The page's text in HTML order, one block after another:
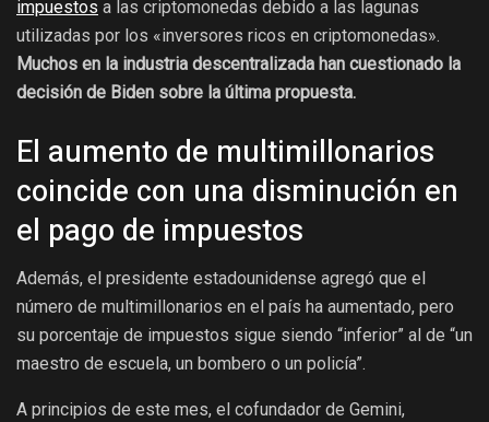
impuestos a las criptomonedas debido a las lagunas
utilizadas por los «inversores ricos en criptomonedas».
Muchos en la industria descentralizada han cuestionado la
decisión de Biden sobre la última propuesta.
El aumento de multimillonarios
coincide con una disminución en
el pago de impuestos
Además, el presidente estadounidense agregó que el
número de multimillonarios en el país ha aumentado, pero
su porcentaje de impuestos sigue siendo “inferior” al de “un
maestro de escuela, un bombero o un policía”.
A principios de este mes, el cofundador de Gemini,